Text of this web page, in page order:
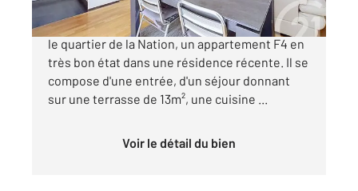
CENTURY 21 LE DOMAINE vous présente dans
le quartier de la Nation, un appartement F4 en
très bon état dans une résidence récente. Il se
compose d'une entrée, d'un séjour donnant
sur une terrasse de 13m², une cuisine ...
Voir le détail du bien